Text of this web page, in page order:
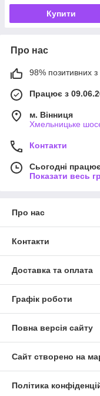
Купити
Про нас
98% позитивних з
Працює з
м. Вінниця
Хмельницьке
Контакти
Сьогодні
Показати весь
Про нас
Контакти
Доставка та оплата
Графік роботи
Повна версія сайту
Сайт створено на
Політика